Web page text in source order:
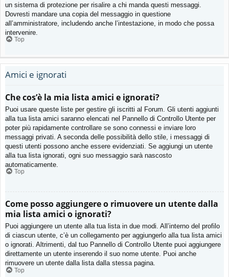
un sistema di protezione per risalire a chi manda questi messaggi.
Dovresti mandare una copia del messaggio in questione
all’amministratore, includendo anche l’intestazione, in modo che possa
intervenire.
Top
Amici e ignorati
Che cos’è la mia lista amici e ignorati?
Puoi usare queste liste per gestire gli iscritti al Forum. Gli utenti aggiunti
alla tua lista amici saranno elencati nel Pannello di Controllo Utente per
poter più rapidamente controllare se sono connessi e inviare loro
messaggi privati. A seconda delle possibilità dello stile, i messaggi di
questi utenti possono anche essere evidenziati. Se aggiungi un utente
alla tua lista ignorati, ogni suo messaggio sarà nascosto
automaticamente.
Top
Come posso aggiungere o rimuovere un utente dalla
mia lista amici o ignorati?
Puoi aggiungere un utente alla tua lista in due modi. All’interno del profilo
di ciascun utente, c’è un collegamento per aggiungerlo alla tua lista amici
o ignorati. Altrimenti, dal tuo Pannello di Controllo Utente puoi aggiungere
direttamente un utente inserendo il suo nome utente. Puoi anche
rimuovere un utente dalla lista dalla stessa pagina.
Top